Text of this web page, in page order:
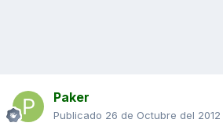
Paker
Publicado 26 de Octubre del 2012